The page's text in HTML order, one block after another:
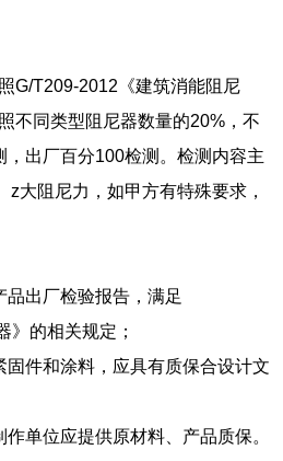
G/T209-2012《建筑消能阻尼
不同类型阻尼器数量的20%，不
，出厂百分100检测。检测内容主
大阻尼力，如甲方有特殊要求，
品出厂检验报告，满足
》的相关规定；
固件和涂料，应具有质保合设计文
单位应提供原材料、产品质保。